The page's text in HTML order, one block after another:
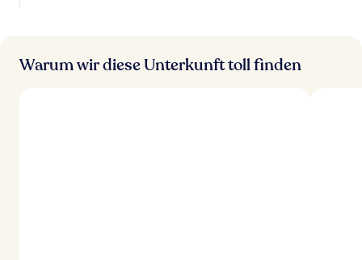
Warum wir diese Unterkunft toll finden